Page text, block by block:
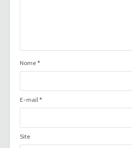
Nome *
E-mail *
Site